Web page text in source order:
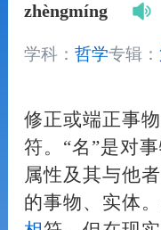
zhèngmíng
学科： 哲学专辑：
修正或端正事
符。“名”是对
属性及其与他
的事物、实体